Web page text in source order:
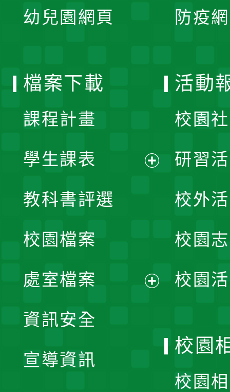
幼兒園網頁 防疫
檔案下載
課程計畫
學生課表
單
教科書評選
校園檔案
處室檔案
資訊安全
宣導資訊
活動
校園
研習
校外
校園
校園
校園
校園